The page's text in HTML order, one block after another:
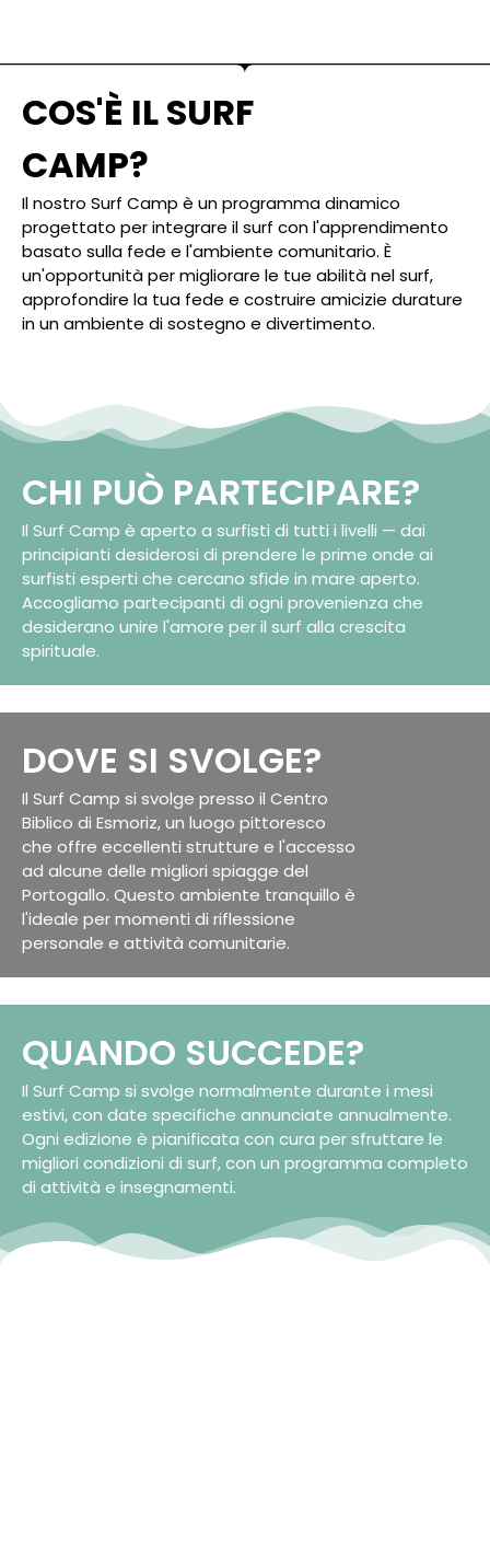
COS'È IL SURF
CAMP?
Il nostro Surf Camp è un programma dinamico
progettato per integrare il surf con l'apprendimento
basato sulla fede e l'ambiente comunitario. È
un'opportunità per migliorare le tue abilità nel surf,
approfondire la tua fede e costruire amicizie durature
in un ambiente di sostegno e divertimento.
CHI PUÒ PARTECIPARE?
Il Surf Camp è aperto a surfisti di tutti i livelli — dai
principianti desiderosi di prendere le prime onde ai
surfisti esperti che cercano sfide in mare aperto.
Accogliamo partecipanti di ogni provenienza che
desiderano unire l'amore per il surf alla crescita
spirituale.
DOVE SI SVOLGE?
Il Surf Camp si svolge presso il Centro
Biblico di Esmoriz, un luogo pittoresco
che offre eccellenti strutture e l'accesso
ad alcune delle migliori spiagge del
Portogallo. Questo ambiente tranquillo è
l'ideale per momenti di riflessione
personale e attività comunitarie.
QUANDO SUCCEDE?
Il Surf Camp si svolge normalmente durante i mesi
estivi, con date specifiche annunciate annualmente.
Ogni edizione è pianificata con cura per sfruttare le
migliori condizioni di surf, con un programma completo
di attività e insegnamenti.